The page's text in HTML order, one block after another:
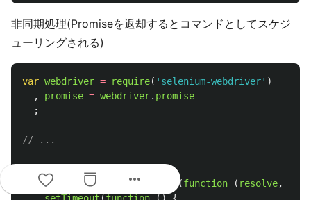
非同期処理(Promiseを返却するとコマンドとしてスケジ
ューリングされる)
var webdriver = require( ' selenium-webdriver' )
,
promise = webdriver. promise
;
// ...
return
new promise.Promise (function ( resolve,
more_horiz